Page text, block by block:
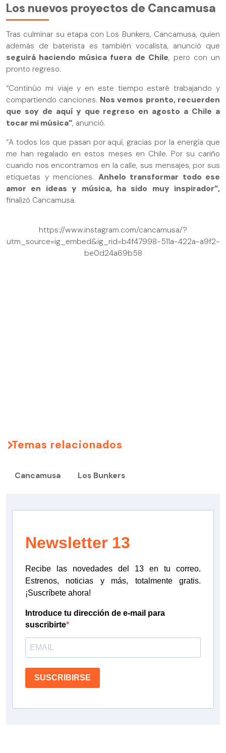
Los nuevos proyectos de Cancamusa
Tras culminar su etapa con Los Bunkers, Cancamusa, quien
además de baterista es también vocalista, anunció que
seguirá haciendo música fuera de Chile, pero con un
pronto regreso.
“Continúo mi viaje y en este tiempo estaré trabajando y
compartiendo canciones. Nos vemos pronto, recuerden
que soy de aquí y que regreso en agosto a Chile a
tocar mi música”, anunció.
“A todos los que pasan por aquí, gracias por la energía que
me han regalado en estos meses en Chile. Por su cariño
cuando nos encontramos en la calle, sus mensajes, por sus
etiquetas y menciones. Anhelo transformar todo ese
amor en ideas y música, ha sido muy inspirador”,
finalizó Cancamusa.
https://www.instagram.com/cancamusa/?
utm_source=ig_embed&ig_rid=b4f47998-511a-422a-a9f2-
be0d24a69b58
Temas relacionados
Cancamusa Los Bunkers
Newsletter 13
Recibe las novedades del 13 en tu correo.
Estrenos, noticias y más, totalmente gratis.
¡Suscríbete ahora!
Introduce tu dirección de e-mail para
suscribirte
SUSCRIBIRSE